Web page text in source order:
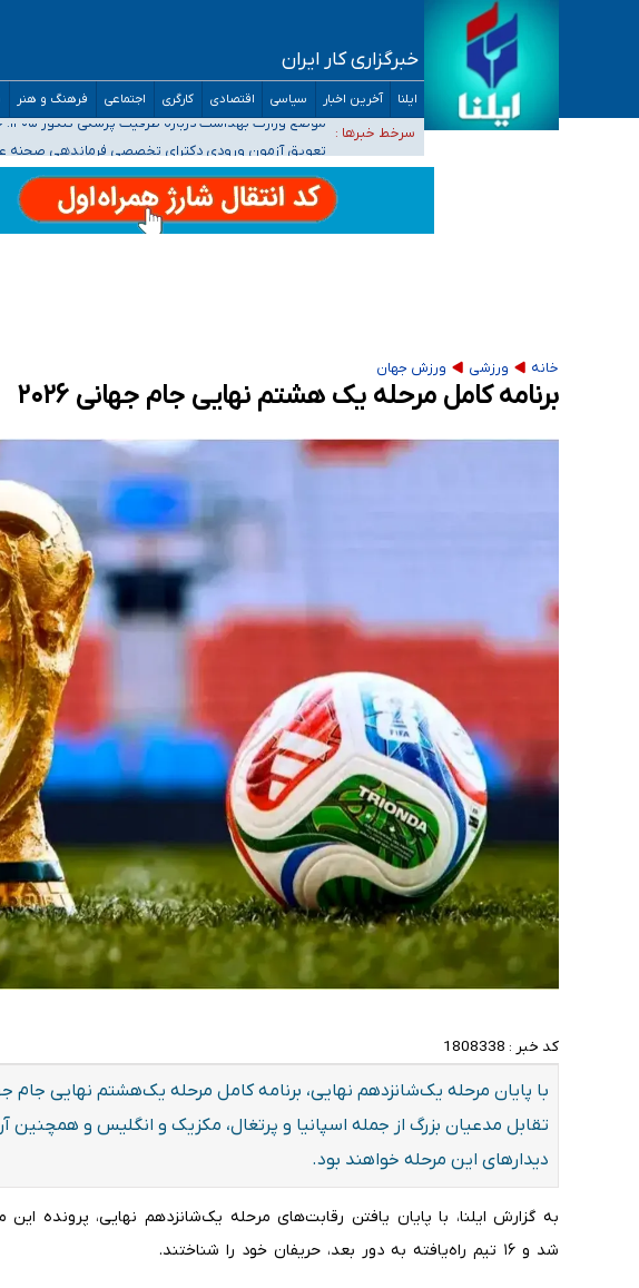
خبرگزاری کار ایران
ایلنا آخرین اخبار سیاسی اقتصادی کارگری اجتماعی فرهنگ و هنر
سرخط خبرها :
۴۰ تا ۵۰ روز گرمای نسبی در پیش داریم/ دمای تهران به ۳۸ درجه می‌رسد
موضع وزارت بهداشت درباره ظرفیت پزشکی کنکور ۱۴۰۵: خواستار اصلاح ظرفیت‌ها هستیم، اما هنوز پاسخ مشخصی نگرفته‌ایم
تعویق آزمون ورودی دکترای تخصصی فرماندهی صحنه
خبرنگاران راویان حقیقت با دغدغه نان، مسکن و بیمه
آخرین وضعیت شیوع عفونت‌های تنفسی در کشور/ خوزستان و کرمان
خانه ورزشی ورزش جهان
برنامه کامل مرحله یک هشتم نهایی جام جهانی ۲۰۲۶
کد خبر : 1808338
تقابل مدعیان بزرگ از جمله اسپانیا و پرتغال، مکزیک و انگلیس و همچنین
دیدارهای این مرحله خواهند بود.
شد و ۱۶ تیم راه‌یافته به دور بعد، حریفان خود را شناختند.